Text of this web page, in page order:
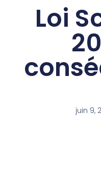
Loi
juin 9,